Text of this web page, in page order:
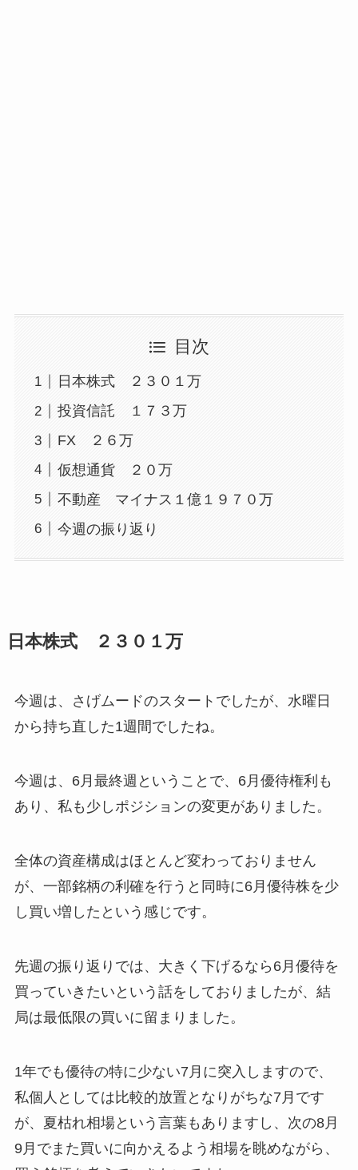
目次
日本株式 ２３０１万
投資信託 １７３万
FX ２６万
仮想通貨 ２０万
不動産 マイナス１億１９７０万
今週の振り返り
日本株式 ２３０１万
今週は、さげムードのスタートでしたが、水曜日
から持ち直した1週間でしたね。
今週は、6月最終週ということで、6月優待権利も
あり、私も少しポジションの変更がありました。
全体の資産構成はほとんど変わっておりません
が、一部銘柄の利確を行うと同時に6月優待株を少
し買い増したという感じです。
先週の振り返りでは、大きく下げるなら6月優待を
買っていきたいという話をしておりましたが、結
局は最低限の買いに留まりました。
1年でも優待の特に少ない7月に突入しますので、
私個人としては比較的放置となりがちな7月です
が、夏枯れ相場という言葉もありますし、次の8月
9月でまた買いに向かえるよう相場を眺めながら、